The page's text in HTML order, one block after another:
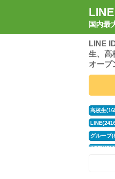
国内最
LINE
生、高
オープ
高校生
グループ